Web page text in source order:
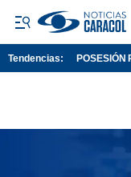
Tendencias: POSESIÓN